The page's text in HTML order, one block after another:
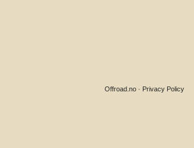
Privacy Policy
Offroad.no ·